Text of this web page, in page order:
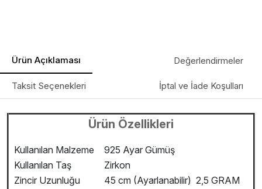
Ürün Açıklaması Değerlendirmeler
Taksit Seçenekleri İptal ve İade Koşulları
Ürün Özellikleri
Kullanılan Malzeme
925 Ayar Gümüş
Kullanılan Taş
Zirkon
Zincir Uzunluğu
45 cm (Ayarlanabilir) 2,5 GRAM